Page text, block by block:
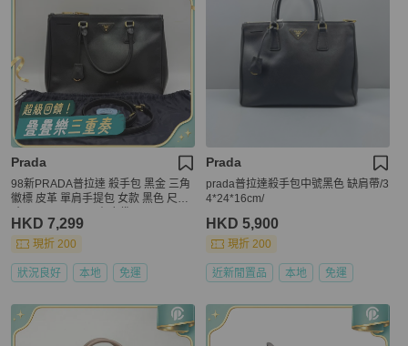
Prada
98新PRADA普拉達 殺手包 黑金 三角
徽標 皮革 單肩手提包 女款 黑色 尺
HKD 7,299
現折 200
狀況良好 本地 免運
Prada
prada普拉達殺手包中號黑色 缺肩帶/3
4*24*16cm/
HKD 5,900
現折 200
近新閒置品 本地 免運